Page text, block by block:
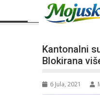
Kantonalni
Blokirana
6 Jula, 2021